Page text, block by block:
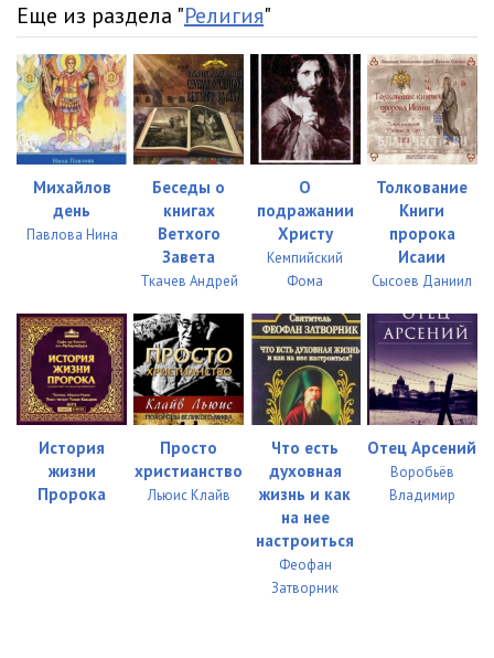
20. Божьи люди. Часть 20
21. Божьи люди. Часть 21 23:54
22. Божьи люди. Часть 22 23:13
23. Божьи люди. Часть 23 24:03
24. Божьи люди. Часть 24 23:08
25. Божьи люди. Часть 25 21:57
27. Божьи люди. Часть 27 21:08
28. Божьи люди. Часть 28 24:00
29. Божьи люди. Часть 29 24:02
30. Божьи люди. Часть 30 28:29
Еще из раздела "Религия"
Михайлов
день
Павлова Нина
Беседы о
книгах
Ветхого
Завета
Ткачев Андрей
О
подражании
Христу
Кемпийский
Фома
Толкование
Книги
пророка
Исаии
Сысоев Даниил
История
жизни
Пророка
Просто
христианство
Льюис Клайв
Что есть
духовная
жизнь и как
на нее
настроиться
Феофан
Затворник
Отец Арсений
Воробьёв
Владимир